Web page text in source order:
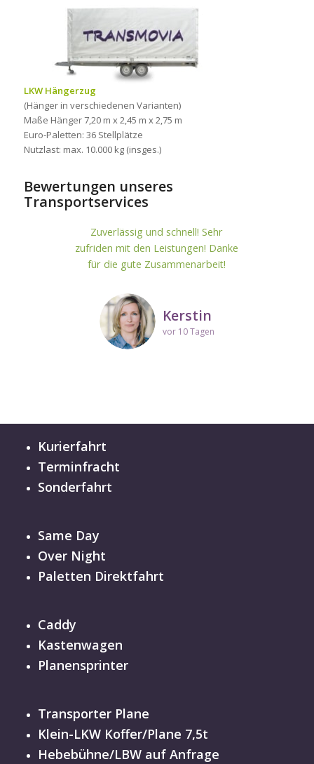
LKW Hängerzug
(Hänger in verschiedenen Varianten)
Maße Hänger 7,20 m x 2,45 m x 2,75 m
Euro-Paletten: 36 Stellplätze
Nutzlast: max. 10.000 kg (insges.)
Bewertungen unseres
Transportservices
Zuverlässig und schnell! Sehr
zufriden mit den Leistungen! Danke
für die gute Zusammenarbeit!
Kerstin
vor 10 Tagen
Kurierfahrt
Terminfracht
Sonderfahrt
Same Day
Over Night
Paletten Direktfahrt
Caddy
Kastenwagen
Planensprinter
Transporter Plane
Klein-LKW Koffer/Plane 7,5t
Hebebühne/LBW auf Anfrage